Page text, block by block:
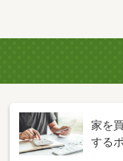
家を
する